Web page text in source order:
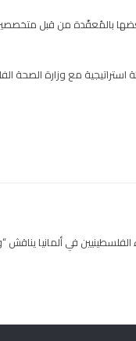
بالمُعقّدة من قبل
مع وزارة الصحة
في ألمانيا يناقش